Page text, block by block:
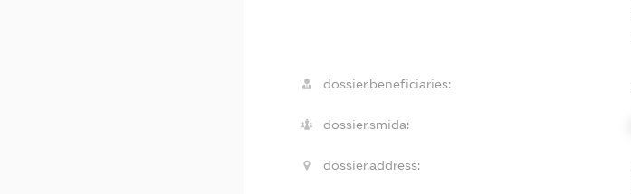
dossier.beneficiaries:
dossier.smida:
dossier.address: